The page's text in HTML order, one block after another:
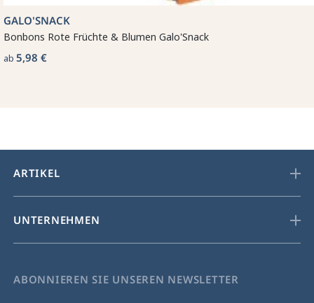
GALO'SNACK
Bonbons Rote Früchte & Blumen Galo'Snack
ab 5,98 €
ARTIKEL
UNTERNEHMEN
ABONNIEREN SIE UNSEREN NEWSLETTER